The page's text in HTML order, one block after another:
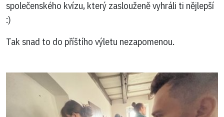
společenského kvízu, který zaslouženě vyhráli ti nějlepší
:)
Tak snad to do příštího výletu nezapomenou.